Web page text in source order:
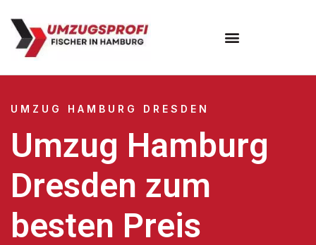
UMZUG HAMBURG DRESDEN
Umzug Hamburg
Dresden zum
besten Preis